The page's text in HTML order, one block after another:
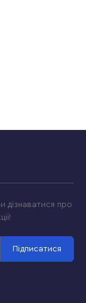
дізнаватися про
Підписатися